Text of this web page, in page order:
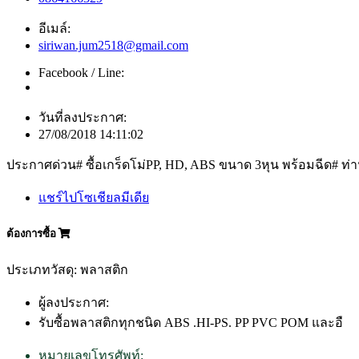
อีเมล์:
siriwan.jum2518@gmail.com
Facebook / Line:
วันที่ลงประกาศ:
27/08/2018 14:11:02
ประกาศด่วน# ซื้อเกร็ดโม่PP, HD, ABS ขนาด 3หุน พร้อมฉีด# ท่
แชร์ไปโซเชียลมีเดีย
ต้องการซื้อ
ประเภทวัสดุ: พลาสติก
ผู้ลงประกาศ:
รับซื้อพลาสติกทุกชนิด ABS .HI-PS. PP PVC POM และอื
หมายเลขโทรศัพท์: